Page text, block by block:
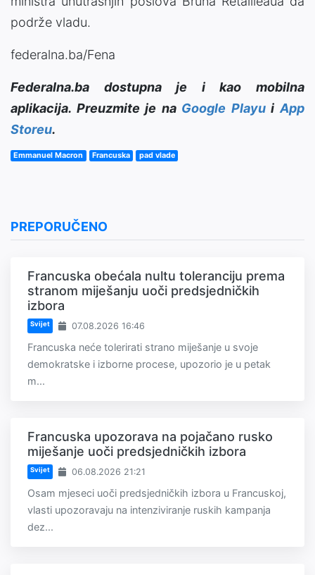
podrže vladu.
federalna.ba/Fena
Federalna.ba dostupna je i kao mobilna
aplikacija. Preuzmite je na Google PlayuiApp
Storeu.
Emmanuel Macron Francuska pad vlade
PREPORUČENO
Francuska obećala nultu toleranciju prema
stranom miješanju uoči predsjedničkih
izbora
Svijet 07.08.2026 16:46
Francuska neće tolerirati strano miješanje u svoje
demokratske i izborne procese, upozorio je u petak
m...
Francuska upozorava na pojačano rusko
miješanje uoči predsjedničkih izbora
Svijet 06.08.2026 21:21
Osam mjeseci uoči predsjedničkih izbora u Francuskoj,
vlasti upozoravaju na intenziviranje ruskih kampanja
dez...